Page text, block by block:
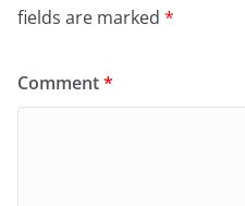
fields are marked *
Comment*